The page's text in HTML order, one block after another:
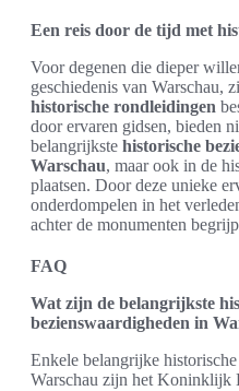
Een reis door de tijd met
Voor degenen die dieper
geschiedenis van Warschau,
historische rondleidingen
door ervaren gidsen, bieden
belangrijkste historische
Warschau, maar ook in de
plaatsen. Door deze unieke
onderdompelen in het
achter de monumenten
FAQ
Wat zijn de belangrijkste
bezienswaardigheden in
Enkele belangrijke
Warschau zijn het Koninklijk